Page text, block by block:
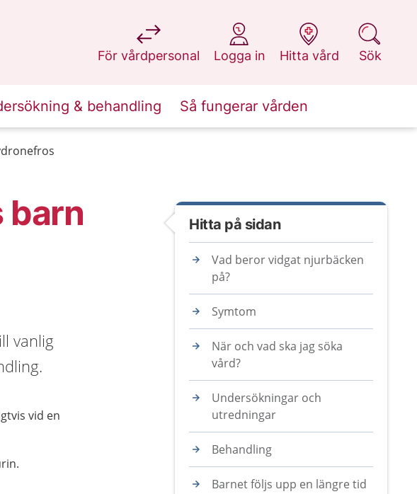
För vårdpersonal
på 1177.se
Logga in
på 1177.se
Hitta vård
på 1177.se
Sök
på 1177.se
& behandling Så fungerar vården
barn
vanlig
vid en
Hitta på sidan
Vad beror vidgat njurbäcken
på?
Symtom
När och vad ska jag söka
vård?
Undersökningar och
utredningar
Behandling
Barnet följs upp en längre tid